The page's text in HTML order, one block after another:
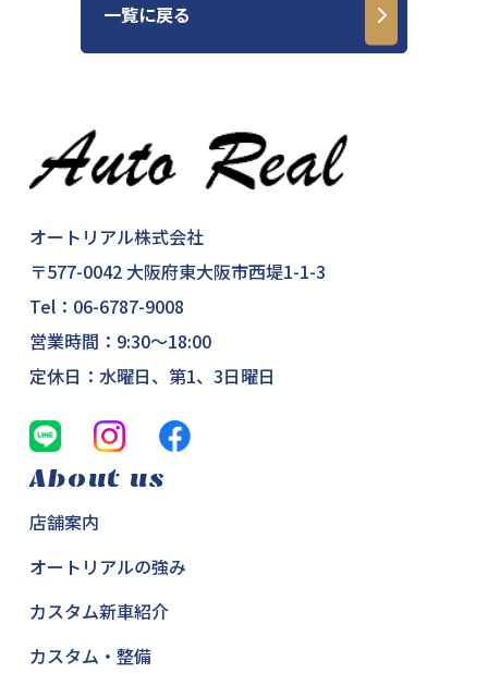
一覧に戻る
オートリアル株式会社
〒577-0042 大阪府東大阪市西堤1-1-3
Tel： 06-6787-9008
営業時間：9:30～18:00
定休日：水曜日、第1、3日曜日
About us
店舗案内
オートリアルの強み
カスタム新車紹介
カスタム・整備